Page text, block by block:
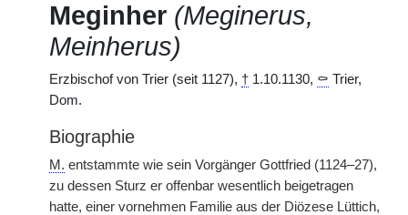
Meginher (Meginerus,
Meinherus)
Erzbischof von Trier (seit 1127), † 1.10.1130, ⚰ Trier,
Dom.
Biographie
M. entstammte wie sein Vorgänger Gottfried (1124–27),
zu dessen Sturz er offenbar wesentlich beigetragen
hatte, einer vornehmen Familie aus der Diözese Lüttich,